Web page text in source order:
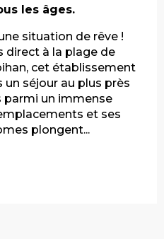
les âges.
situation de rêve !
direct à la plage de
cet établissement
un séjour au plus près
parmi un immense
et ses
plongent...